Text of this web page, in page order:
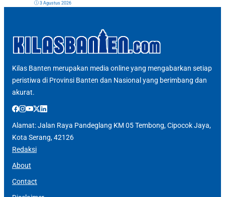
3 Agustus 2026
Kilas Banten merupakan media online yang mengabarkan setiap
peristiwa di Provinsi Banten dan Nasional yang berimbang dan
akurat.
Alamat: Jalan Raya Pandeglang KM 05 Tembong, Cipocok Jaya,
Kota Serang, 42126
Redaksi
About
Contact